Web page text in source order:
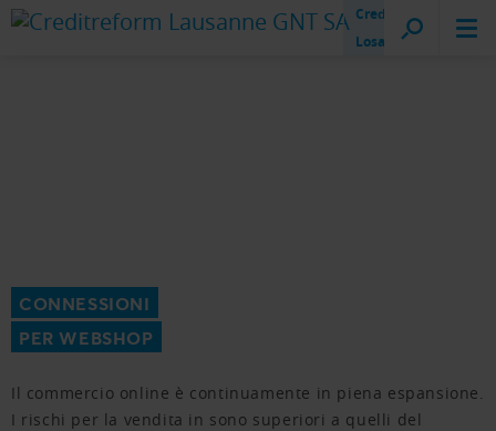
Creditreform
Losanna
CONNESSIONI
PER WEBSHOP
Il commercio online è continuamente in piena espansione.
I rischi per la vendita in sono superiori a quelli del